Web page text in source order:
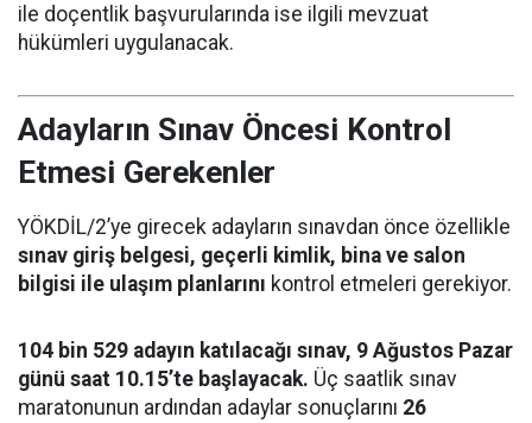
ile doçentlik başvurularında ise ilgili mevzuat
hükümleri uygulanacak.
Adayların Sınav Öncesi Kontrol
Etmesi Gerekenler
YÖKDİL/2’ye girecek adayların sınavdan önce özellikle
sınav giriş belgesi, geçerli kimlik, bina ve salon
bilgisi ile ulaşım planlarını kontrol etmeleri gerekiyor.
104 bin 529 adayın katılacağı sınav, 9 Ağustos Pazar
günü saat 10.15’te başlayacak. Üç saatlik sınav
maratonunun ardından adaylar sonuçlarını 26